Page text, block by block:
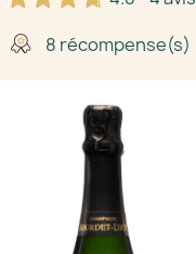
8 récompense(s)